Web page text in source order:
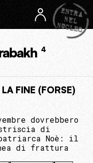
4
FINE (FORSE)
dovrebbero
di
Noè: il
di frattura